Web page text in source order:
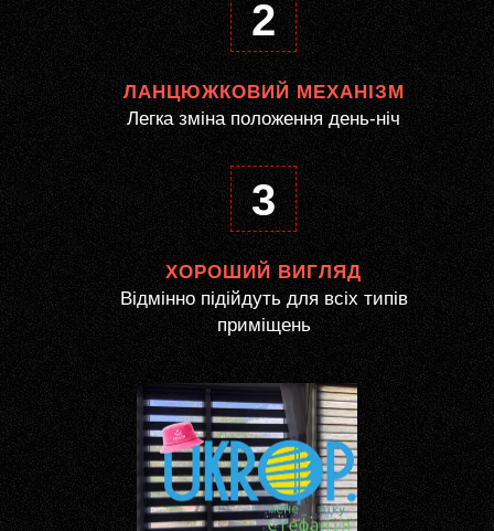
2
ЛАНЦЮЖКОВИЙ МЕХАНІЗМ
Легка зміна положення день-ніч
3
ХОРОШИЙ ВИГЛЯД
Відмінно підійдуть для всіх типів
приміщень